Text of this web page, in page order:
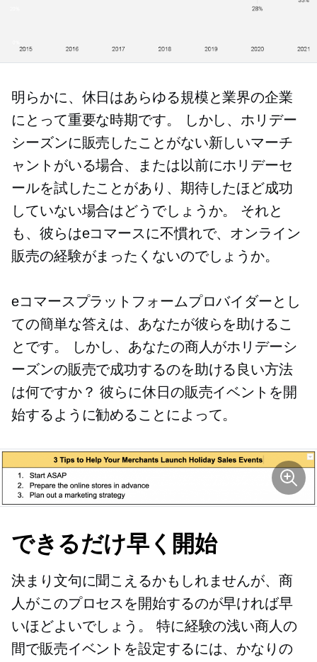
明らかに、休日はあらゆる規模と業界の企業
にとって重要な時期です。 しかし、ホリデー
シーズンに販売したことがない新しいマーチ
ャントがいる場合、または以前にホリデーセ
ールを試したことがあり、期待したほど成功
していない場合はどうでしょうか。 それと
も、彼らはeコマースに不慣れで、オンライン
販売の経験がまったくないのでしょうか。
eコマースプラットフォームプロバイダーとし
ての簡単な答えは、あなたが彼らを助けるこ
とです。 しかし、あなたの商人がホリデーシ
ーズンの販売で成功するのを助ける良い方法
は何ですか？ 彼らに休日の販売イベントを開
始するように勧めることによって。
できるだけ早く開始
決まり文句に聞こえるかもしれませんが、商
人がこのプロセスを開始するのが早ければ早
いほどよいでしょう。 特に経験の浅い商人の
間で販売イベントを設定するには、かなりの